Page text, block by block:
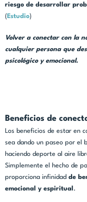
riesgo de desarrollar
( Estudio)
Volver a conectar con la
cualquier persona que
psicológico y emocional.
Beneficios de
Los beneficios de estar en
sea dando un paseo por el
haciendo deporte al aire
Simplemente el hecho de
proporciona infinidad de
emocional y espiritual .